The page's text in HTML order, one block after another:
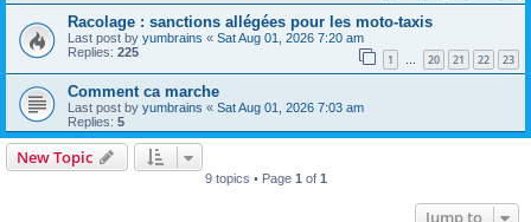
Racolage : sanctions allégées pour les moto-taxis
Last post by yumbrains « Sat Aug 01, 2026 7:20 am
Replies: 225 1 … 20 21 22 23
Comment ca marche
Last post by yumbrains « Sat Aug 01, 2026 7:03 am
Replies: 5
New Topic
9 topics • Page 1 of 1
Jump to